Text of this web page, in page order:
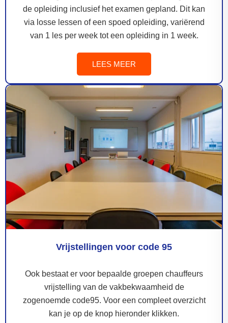
de opleiding inclusief het examen gepland. Dit kan
via losse lessen of een spoed opleiding, variërend
van 1 les per week tot een opleiding in 1 week.
LEES MEER
Vrijstellingen voor code 95
Ook bestaat er voor bepaalde groepen chauffeurs
vrijstelling van de vakbekwaamheid de
zogenoemde code95. Voor een compleet overzicht
kan je op de knop hieronder klikken.